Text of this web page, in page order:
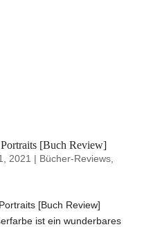
[Buch Review]
2021 | Bücher-Reviews,
[Buch Review]
ist ein wunderbares